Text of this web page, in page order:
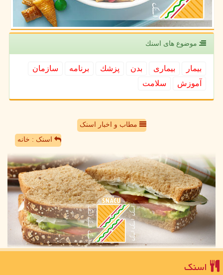
موضوع های اسنك
بیمار بیماری بدن پزشك برنامه
سازمان
آموزش
سلامت
مطاب و اخبار اسنک
اسنک : خانه
اسنك